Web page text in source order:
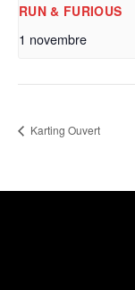
RUN & FURIOUS
1 novembre
Karting Ouvert